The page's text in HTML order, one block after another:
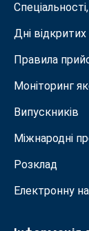
Дні
Правила
Моніторинг
Випускників
Міжнародні
Розклад
Електронну